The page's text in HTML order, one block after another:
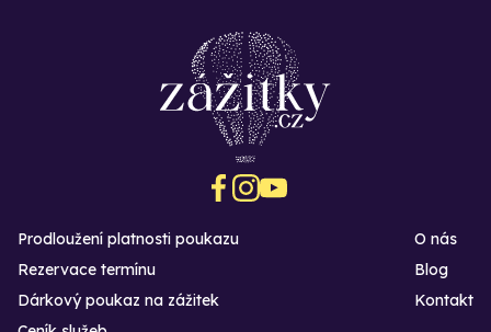
Prodloužení platnosti poukazu
Rezervace termínu
Dárkový poukaz na zážitek
O nás
Blog
Kontakt